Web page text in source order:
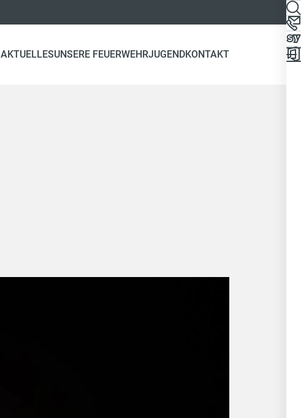
AKTUELLESUNSERE FEUERWEHRJUGENDKONTAKT